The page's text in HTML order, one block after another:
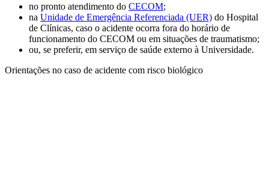
no pronto atendimento do CECOM;
na Unidade de Emergência Referenciada (UER) do Hospital
de Clínicas, caso o acidente ocorra fora do horário de
funcionamento do CECOM ou em situações de traumatismo;
ou, se preferir, em serviço de saúde externo à Universidade.
Orientações no caso de acidente com risco biológico